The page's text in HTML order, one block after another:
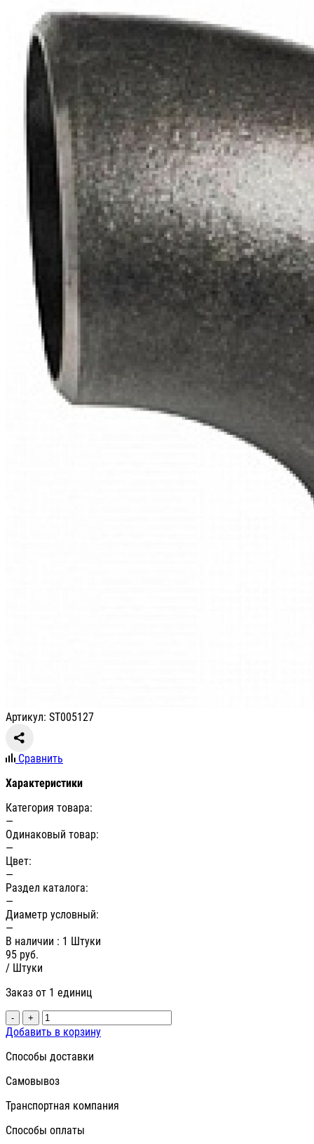
Артикул: ST005127
Сравнить
Характеристики
Категория товара:
—
Одинаковый товар:
—
Цвет:
—
Раздел каталога:
—
Диаметр условный:
—
В наличии : 1 Штуки
95 руб.
/ Штуки
Заказ от 1 единиц
- +
Добавить в корзину
Способы доставки
Самовывоз
Транспортная компания
Способы оплаты